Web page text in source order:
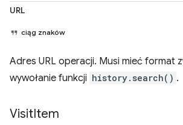
URL
ciąg znaków
Adres URL operacji. Musi mieć format
wywołanie funkcji history.search() .
VisitItem